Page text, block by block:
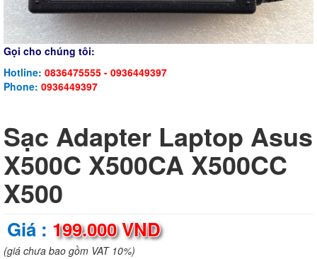
Gọi cho chúng tôi:
Hotline: 0836475555 - 0936449397
Phone: 0936449397
Sạc Adapter Laptop Asus
X500C X500CA X500CC
X500
Giá : 199.000 VND
(giá chưa bao gồm VAT 10%)